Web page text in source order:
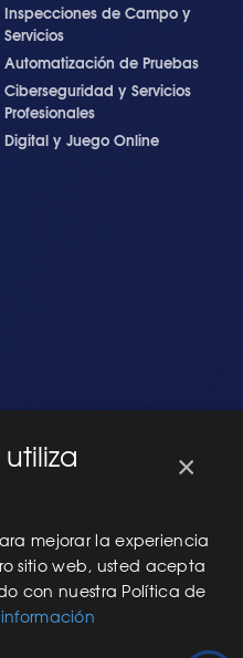
Inspecciones de Campo y
Servicios
Automatización de Pruebas
Ciberseguridad y Servicios
Profesionales
Digital y Juego Online
×
mejorar la experiencia
sitio web, usted acepta
con nuestra Política de